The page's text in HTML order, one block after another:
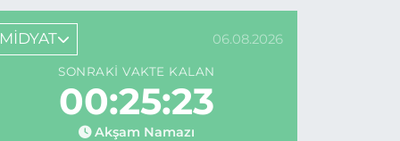
MİDYAT 06.08.2026
SONRAKI VAKTE KALAN
00:25:23
Akşam Namazı